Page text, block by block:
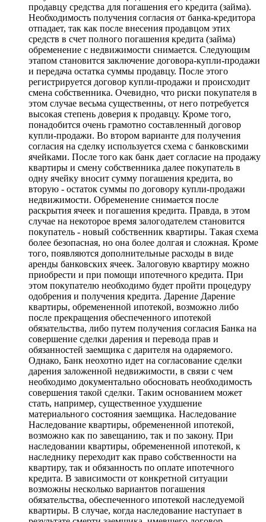
продавцу средства для погашения его кредита (займа).
Необходимость получения согласия от банка-кредитора
отпадает, так как после внесения продавцом этих
средств в счет полного погашения кредита (займа)
обременение с недвижимости снимается. Следующим
этапом становится заключение договора-купли-продажи
и передача остатка суммы продавцу. После этого
регистрируется договор купли-продажи и происходит
смена собственника. Очевидно, что риски покупателя в
этом случае весьма существенны, от него потребуется
высокая степень доверия к продавцу. Кроме того,
понадобится очень грамотно составленный договор
купли-продажи. Во втором варианте для получения
согласия на сделку используется схема с банковскими
ячейками. После того как банк дает согласие на продажу
квартиры и смену собственника далее покупатель в
одну ячейку вносит сумму погашения кредита, во
вторую - остаток суммы по договору купли-продажи
недвижимости. Обременение снимается после
раскрытия ячеек и погашения кредита. Правда, в этом
случае на некоторое время залогодателем становится
покупатель - новый собственник квартиры. Такая схема
более безопасная, но она более долгая и сложная. Кроме
того, появляются дополнительные расходы в виде
аренды банковских ячеек. Залоговую квартиру можно
приобрести и при помощи ипотечного кредита. При
этом покупателю необходимо будет пройти процедуру
одобрения и получения кредита. Дарение Дарение
квартиры, обремененной ипотекой, возможно либо
после прекращения обеспеченного ипотекой
обязательства, либо путем получения согласия Банка на
совершение сделки дарения и перевода прав и
обязанностей заемщика с дарителя на одаряемого.
Однако, Банк неохотно идет на согласование сделки
дарения заложенной недвижимости, в связи с чем
необходимо документально обосновать необходимость
совершения такой сделки. Таким основанием может
стать, например, существенное ухудшение
материального состояния заемщика. Наследование
Наследование квартиры, обремененной ипотекой,
возможно как по завещанию, так и по закону. При
наследовании квартиры, обремененной ипотекой, к
наследнику переходит как право собственности на
квартиру, так и обязанность по оплате ипотечного
кредита. В зависимости от конкретной ситуации
возможны несколько вариантов погашения
обязательства, обеспеченного ипотекой наследуемой
квартиры. В случае, когда наследование наступает в